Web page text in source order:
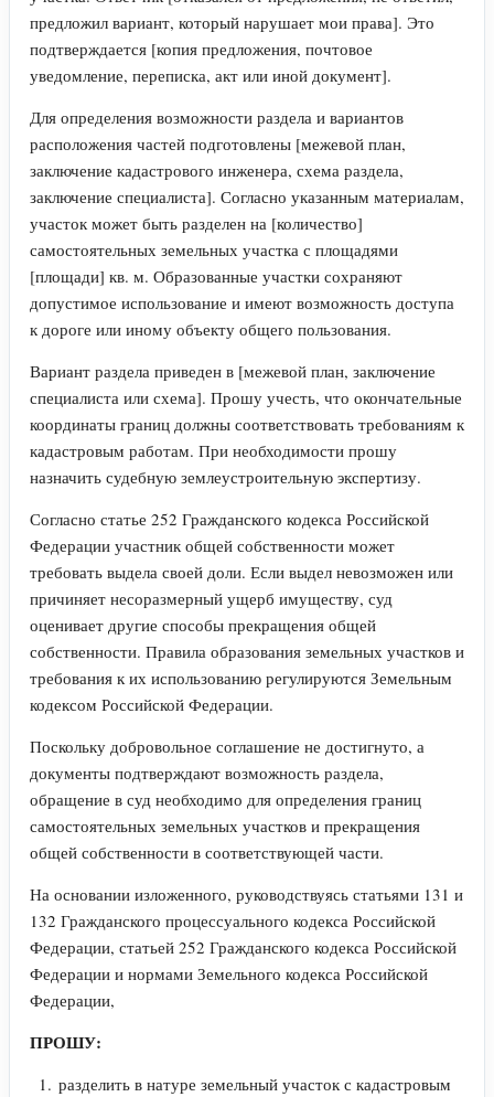
предложил вариант, который нарушает мои права]. Это
подтверждается [копия предложения, почтовое
уведомление, переписка, акт или иной документ].
Для определения возможности раздела и вариантов
расположения частей подготовлены [межевой план,
заключение кадастрового инженера, схема раздела,
заключение специалиста]. Согласно указанным материалам,
участок может быть разделен на [количество]
самостоятельных земельных участка с площадями
[площади] кв. м. Образованные участки сохраняют
допустимое использование и имеют возможность доступа
к дороге или иному объекту общего пользования.
Вариант раздела приведен в [межевой план, заключение
специалиста или схема]. Прошу учесть, что окончательные
координаты границ должны соответствовать требованиям к
кадастровым работам. При необходимости прошу
назначить судебную землеустроительную экспертизу.
Согласно статье 252 Гражданского кодекса Российской
Федерации участник общей собственности может
требовать выдела своей доли. Если выдел невозможен или
причиняет несоразмерный ущерб имуществу, суд
оценивает другие способы прекращения общей
собственности. Правила образования земельных участков и
требования к их использованию регулируются Земельным
кодексом Российской Федерации.
Поскольку добровольное соглашение не достигнуто, а
документы подтверждают возможность раздела,
обращение в суд необходимо для определения границ
самостоятельных земельных участков и прекращения
общей собственности в соответствующей части.
На основании изложенного, руководствуясь статьями 131 и
132 Гражданского процессуального кодекса Российской
Федерации, статьей 252 Гражданского кодекса Российской
Федерации и нормами Земельного кодекса Российской
Федерации,
ПРОШУ:
разделить в натуре земельный участок с кадастровым